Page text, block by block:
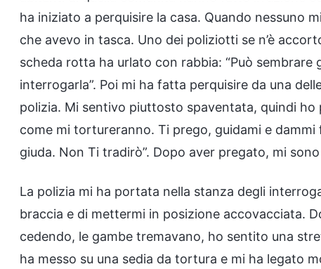
ha iniziato a perquisire la casa. Quando nessuno
che avevo in tasca. Uno dei poliziotti se n’è
scheda rotta ha urlato con rabbia: “Può sembrare
interrogarla”. Poi mi ha fatta perquisire da una
polizia. Mi sentivo piuttosto spaventata, quindi
come mi tortureranno. Ti prego, guidami e
giuda. Non Ti tradirò”. Dopo aver pregato, mi
La polizia mi ha portata nella stanza degli
braccia e di mettermi in posizione accovacciata.
cedendo, le gambe tremavano, ho sentito una
ha messo su una sedia da tortura e mi ha legato